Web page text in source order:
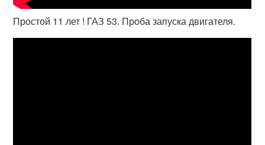
Простой 11 лет ! ГАЗ 53. Проба запуска двигателя.